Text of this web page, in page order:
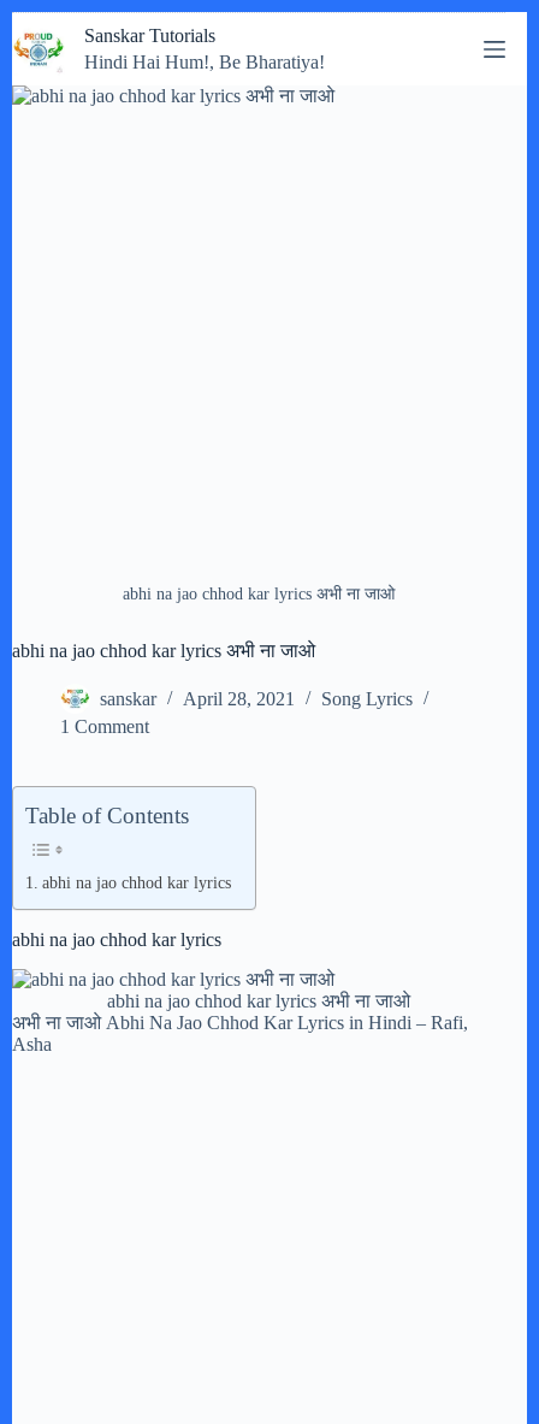
to
content
Sanskar Tutorials
Hindi Hai Hum!, Be Bharatiya!
abhi na jao chhod kar lyrics अभी ना जाओ
abhi na jao chhod kar lyrics अभी ना जाओ
sanskar April 28, 2021
Song Lyrics
1 Comment
Table of Contents
abhi na jao chhod kar lyrics
abhi na jao chhod kar lyrics
abhi na jao chhod kar lyrics अभी ना जाओ
अभी ना जाओ Abhi Na Jao Chhod Kar Lyrics in Hindi – Rafi,
Asha